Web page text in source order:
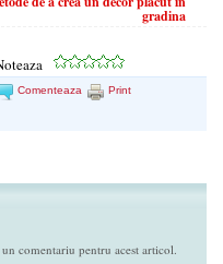
gradina
Comenteaza Print
comentariu pentru acest articol.